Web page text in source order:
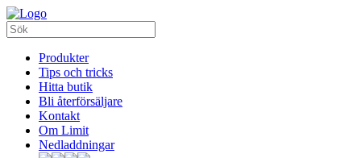
Produkter
Tips och tricks
Hitta butik
Bli återförsäljare
Kontakt
Om Limit
Nedladdningar